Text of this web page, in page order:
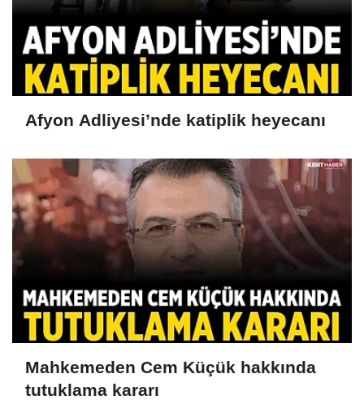
Afyon Adliyesi’nde katiplik heyecanı
Mahkemeden Cem Küçük hakkında
tutuklama kararı